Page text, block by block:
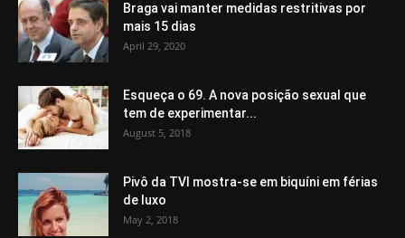
Braga vai manter medidas restritivas por
mais 15 dias
April 29, 2020
Esqueça o 69. A nova posição sexual que
tem de experimentar...
August 5, 2018
Pivô da TVI mostra-se em biquíni em férias
de luxo
May 2, 2018